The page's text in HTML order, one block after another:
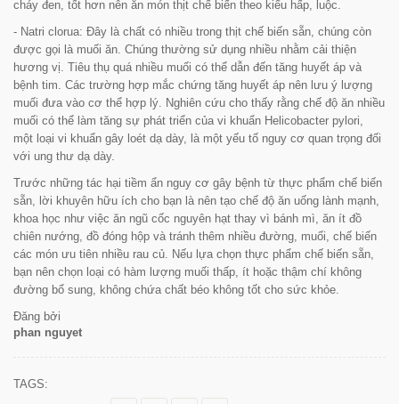
cháy đen, tốt hơn nên ăn món thịt chế biến theo kiểu hấp, luộc.
- Natri clorua: Đây là chất có nhiều trong thịt chế biến sẵn, chúng còn
được gọi là muối ăn. Chúng thường sử dụng nhiều nhằm cải thiện
hương vị. Tiêu thụ quá nhiều muối có thể dẫn đến tăng huyết áp và
bệnh tim. Các trường hợp mắc chứng tăng huyết áp nên lưu ý lượng
muối đưa vào cơ thể hợp lý. Nghiên cứu cho thấy rằng chế độ ăn nhiều
muối có thể làm tăng sự phát triển của vi khuẩn Helicobacter pylori,
một loại vi khuẩn gây loét dạ dày, là một yếu tố nguy cơ quan trọng đối
với ung thư dạ dày.
Trước những tác hại tiềm ẩn nguy cơ gây bệnh từ thực phẩm chế biến
sẵn, lời khuyên hữu ích cho bạn là nên tạo chế độ ăn uống lành mạnh,
khoa học như việc ăn ngũ cốc nguyên hạt thay vì bánh mì, ăn ít đồ
chiên nướng, đồ đóng hộp và tránh thêm nhiều đường, muối, chế biến
các món ưu tiên nhiều rau củ. Nếu lựa chọn thực phẩm chế biến sẵn,
bạn nên chọn loại có hàm lượng muối thấp, ít hoặc thậm chí không
đường bổ sung, không chứa chất béo không tốt cho sức khỏe.
Đăng bởi
phan nguyet
TAGS: